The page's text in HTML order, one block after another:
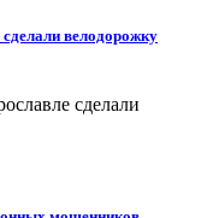
велодорожку